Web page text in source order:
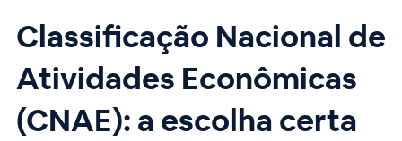
Classificação Nacional de
Atividades Econômicas
(CNAE): a escolha certa